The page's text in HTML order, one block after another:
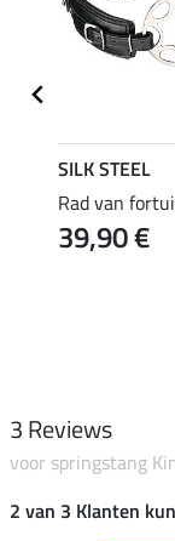
SILK STEEL
Rad van
39,90 €
3 Reviews
voor springstang
2 van 3 Klanten